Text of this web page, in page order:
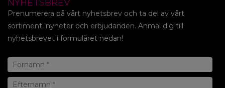
NYHETSBREV
Prenumerera på vårt nyhetsbrev och ta del av vårt
sortiment, nyheter och erbjudanden. Anmäl dig till
nyhetsbrevet i formuläret nedan!